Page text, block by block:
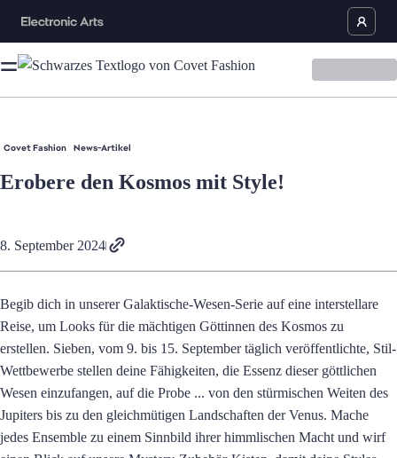
Covet Fashion News-Artikel
Erobere den Kosmos mit Style!
8. September 2024
Begib dich in unserer Galaktische-Wesen-Serie auf eine interstellare
Reise, um Looks für die mächtigen Göttinnen des Kosmos zu
erstellen. Sieben, vom 9. bis 15. September täglich veröffentlichte, Stil-
Wettbewerbe stellen deine Fähigkeiten, die Essenz dieser göttlichen
Wesen einzufangen, auf die Probe ... von den stürmischen Weiten des
Jupiters bis zu den gleichmütigen Landschaften der Venus. Mache
jedes Ensemble zu einem Sinnbild ihrer himmlischen Macht und wirf